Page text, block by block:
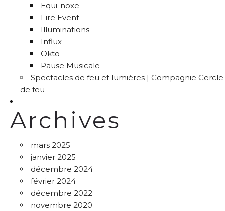
Equi-noxe
Fire Event
Illuminations
Influx
Okto
Pause Musicale
Spectacles de feu et lumières | Compagnie Cercle
de feu
Archives
mars 2025
janvier 2025
décembre 2024
février 2024
décembre 2022
novembre 2020